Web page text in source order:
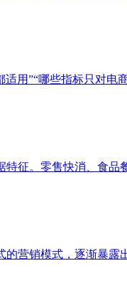
用”“哪些指标只对电
征。零售快消、食品
营销模式，逐渐暴露